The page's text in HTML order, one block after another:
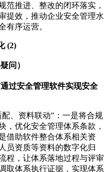
范推进、整改的闭环落实，
提效，推动企业安全管理水
有序运营。
问）
过安全管理软件实现安全
、资料联动”：一是将合规
，优化安全管理体系条款，
借助软件整合体系相关资
员资质等资料的数字化归
程，让体系落地过程与评审
取体系执行证据，实现体系